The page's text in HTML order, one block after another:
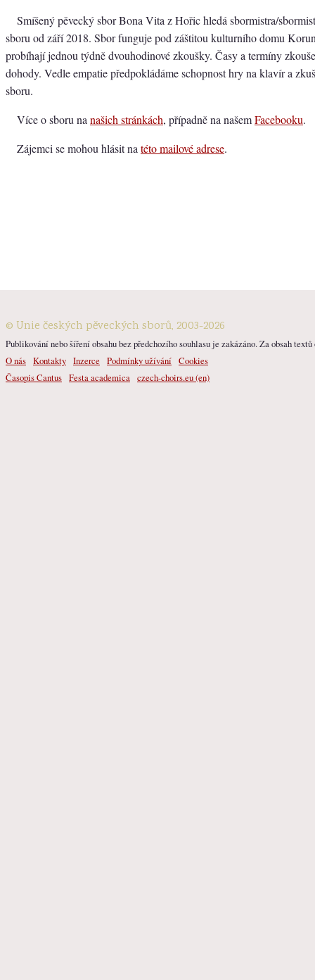
Smíšený pěvecký sbor Bona Vita z Hořic hledá sbormistra/
sboru od září 2018. Sbor funguje pod záštitou kulturního domu
probíhají jednou týdně dvouhodinové zkoušky. Časy a termíny
dohody. Vedle empatie předpokládáme schopnost hry na klavír a
sboru.
Více o sboru na našich stránkách, případně na našemFacebooku.
Zájemci se mohou hlásit na této mailové adrese.
© Unie českých pěveckých sborů, 2003-2026
Publikování nebo šíření obsahu bez předchozího souhlasu je zakázáno. Za obsah
O nás Kontakty Inzerce Podmínky užívání Cookies
Časopis Cantus Festa academica czech-choirs.eu (en)